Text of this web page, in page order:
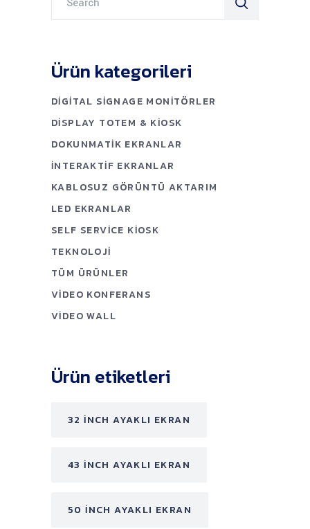
for:
Ürün kategorileri
DIGITAL SIGNAGE MONITÖRLER
DISPLAY TOTEM & KIOSK
DOKUNMATIK EKRANLAR
İNTERAKTIF EKRANLAR
KABLOSUZ GÖRÜNTÜ AKTARIM
LED EKRANLAR
SELF SERVICE KIOSK
TEKNOLOJI
TÜM ÜRÜNLER
VIDEO KONFERANS
VIDEO WALL
Ürün etiketleri
32 INCH AYAKLI EKRAN
43 INCH AYAKLI EKRAN
50 INCH AYAKLI EKRAN